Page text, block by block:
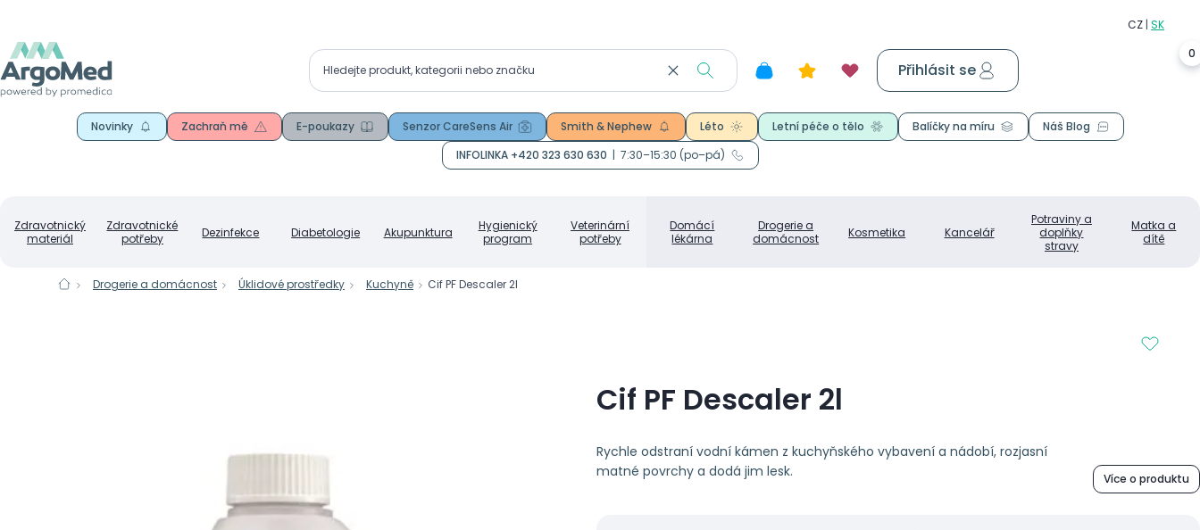
Zdravotnický
materiál
Zdravotnické
potřeby
Dezinfekce Diabetologie Akupunktura
Hygienický
program
Veterinární
potřeby
Domácí
lékárna
Drogerie a
domácnost
Kosmetika Kancelář
Potraviny a
doplňky
stravy
Matka a
dítě
0
Přihlásit se
Novinky Zachraň mě E-poukazy Senzor CareSens Air Smith & Nephew Léto Letní péče o tělo Balíčky na míru
Náš Blog
INFOLINKA +420 323 630 630
7:30–15:30 (po–pá)
Drogerie a domácnost Úklidové prostředky Kuchyně Cif PF Descaler 2l
Cif PF Descaler 2l
Rychle odstraní vodní kámen z kuchyňského vybavení a nádobí, rozjasní
matné povrchy a dodá jim lesk.
Více o produktu